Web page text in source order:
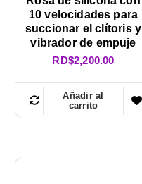
10 velocidades para
succionar el clítoris y
vibrador de empuje
RD$2,200.00
Añadir al
carrito